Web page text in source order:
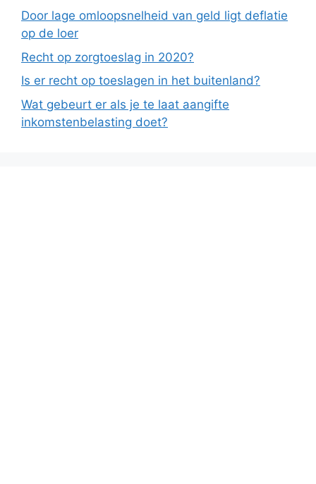
Door lage omloopsnelheid van geld ligt deflatie
op de loer
Recht op zorgtoeslag in 2020?
Is er recht op toeslagen in het buitenland?
Wat gebeurt er als je te laat aangifte
inkomstenbelasting doet?